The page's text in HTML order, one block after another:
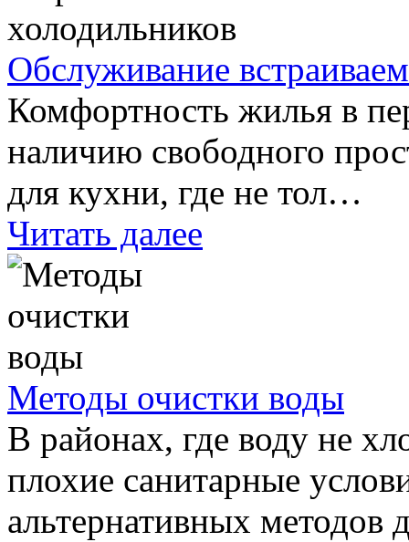
Обслуживание
Комфортность жилья в
наличию свободного
для кухни, где не тол…
Читать далее
Методы очистки воды
В районах, где воду не
плохие санитарные
альтернативных